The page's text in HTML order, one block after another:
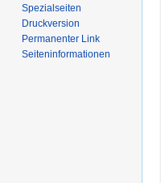
Spezialseiten
Druckversion
Permanenter Link
Seiten­­informationen